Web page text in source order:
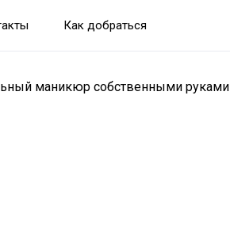
Как добраться
маникюр собственными руками